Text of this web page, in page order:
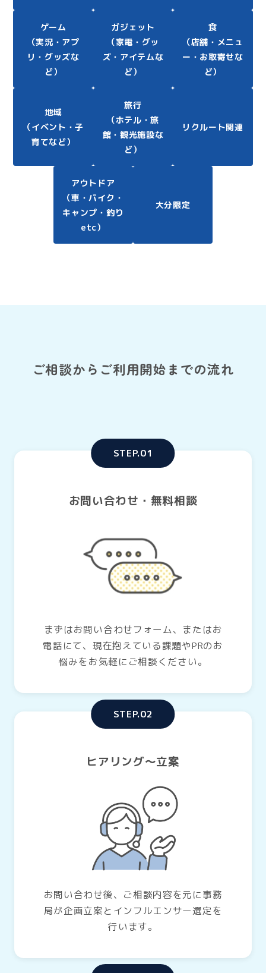
ゲーム
（実況・アプ
リ・グッズな
ど）
ガジェット
（家電・グッ
ズ・アイテムな
ど）
食
（店舗・メニュ
ー・お取寄せな
ど）
地域
（イベント・子
育てなど）
旅行
（ホテル・旅
館・観光施設な
ど）
リクルート関連
アウトドア
（車・バイク・
キャンプ・釣り
etc）
大分限定
ご相談からご利用開始までの流れ
STEP.01
お問い合わせ・無料相談
まずはお問い合わせフォーム、またはお
電話にて、現在抱えている課題やPRのお
悩みをお気軽にご相談ください。
STEP.02
ヒアリング〜立案
お問い合わせ後、ご相談内容を元に事務
局が企画立案とインフルエンサー選定を
行います。